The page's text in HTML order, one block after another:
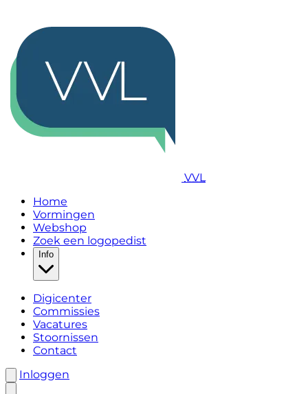
VVL
Home
Vormingen
Webshop
Zoek een logopedist
Info
Digicenter
Commissies
Vacatures
Stoornissen
Contact
Inloggen